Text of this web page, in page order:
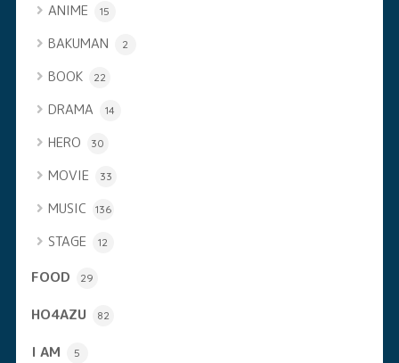
ANIME 15
BAKUMAN 2
BOOK 22
DRAMA 14
HERO 30
MOVIE 33
MUSIC 136
STAGE 12
FOOD 29
HO4AZU 82
I AM 5